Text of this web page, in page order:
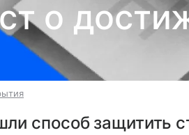
о
способ защитить